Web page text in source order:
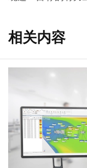
相关内容